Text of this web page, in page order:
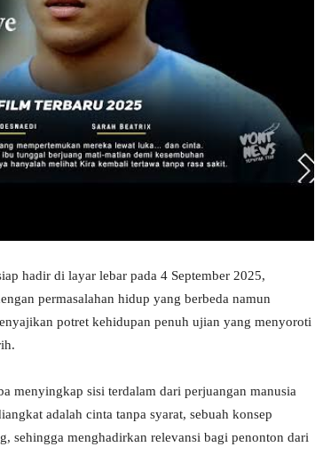
hadir di layar lebar pada 4 September 2025,
permasalahan hidup yang berbeda namun
potret kehidupan penuh ujian yang menyoroti
menyingkap sisi terdalam dari perjuangan manusia
adalah cinta tanpa syarat, sebuah konsep
sehingga menghadirkan relevansi bagi penonton dari